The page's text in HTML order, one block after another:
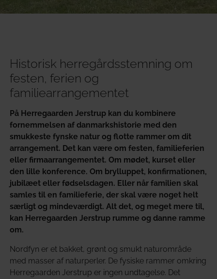
Historisk herregårdsstemning om
festen, ferien og
familiearrangementet
På Herregaarden Jerstrup kan du kombinere
fornemmelsen af danmarkshistorie med den
smukkeste fynske natur og flotte rammer om dit
arrangement. Det kan være om festen, familieferien
eller firmaarrangementet. Om mødet, kurset eller
den lille konference. Om brylluppet, konfirmationen,
jubilæet eller fødselsdagen. Eller når familien skal
samles til en familieferie, der skal være noget helt
særligt og mindeværdigt. Alt det, og meget mere til,
kan Herregaarden Jerstrup rumme og danne ramme
om.
Nordfyn er et bakket, grønt og smukt naturområde
med masser af naturperler. De fysiske rammer omkring
Herregaarden Jerstrup er ingen undtagelse. Det